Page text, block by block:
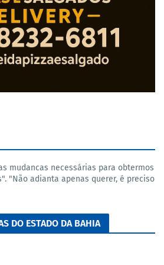
mudancas necessárias para obtermos
"Não adianta apenas querer, é preciso
DO ESTADO DA BAHIA